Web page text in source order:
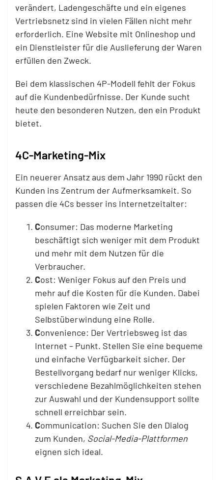
verändert, Ladengeschäfte und ein eigenes
Vertriebsnetz sind in vielen Fällen nicht mehr
erforderlich. Eine Website mit Onlineshop und
ein Dienstleister für die Auslieferung der Waren
erfüllen den Zweck.
Bei dem klassischen 4P-Modell fehlt der Fokus
auf die Kundenbedürfnisse. Der Kunde sucht
heute den besonderen Nutzen, den ein Produkt
bietet.
4C-Marketing-Mix
Ein neuerer Ansatz aus dem Jahr 1990 rückt den
Kunden ins Zentrum der Aufmerksamkeit. So
passen die 4Cs besser ins Internetzeitalter:
Consumer: Das moderne Marketing
beschäftigt sich weniger mit dem Produkt
und mehr mit dem Nutzen für die
Verbraucher.
Cost: Weniger Fokus auf den Preis und
mehr auf die Kosten für die Kunden. Dabei
spielen Faktoren wie Zeit und
Selbstüberwindung eine Rolle.
Convenience: Der Vertriebsweg ist das
Internet – Punkt. Stellen Sie eine bequeme
und einfache Verfügbarkeit sicher. Der
Bestellvorgang bedarf nur weniger Klicks,
verschiedene Bezahlmöglichkeiten stehen
zur Auswahl und der Kundensupport sollte
schnell erreichbar sein.
Communication: Suchen Sie den Dialog
zum Kunden, Social-Media-Plattformen
eignen sich ideal.